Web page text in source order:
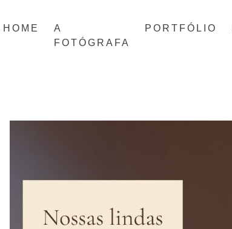
HOME
A
FOTÓGRAFA
PORTFÓLIO